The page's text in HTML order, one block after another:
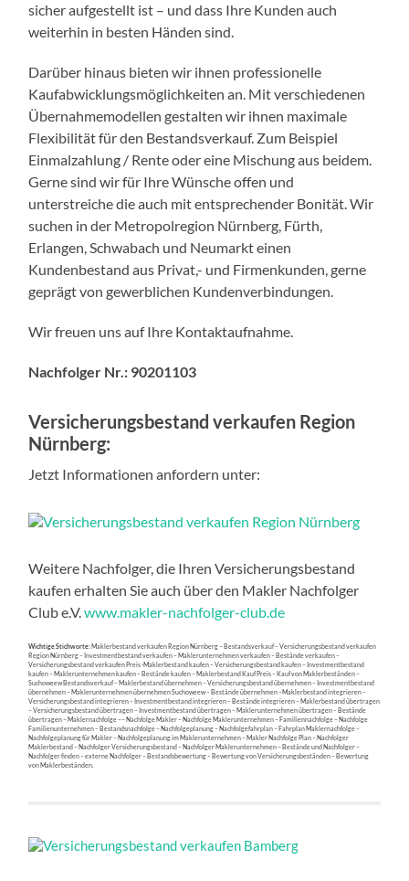
sicher aufgestellt ist – und dass Ihre Kunden auch
weiterhin in besten Händen sind.
Darüber hinaus bieten wir ihnen professionelle
Kaufabwicklungsmöglichkeiten an. Mit verschiedenen
Übernahmemodellen gestalten wir ihnen maximale
Flexibilität für den Bestandsverkauf. Zum Beispiel
Einmalzahlung / Rente oder eine Mischung aus beidem.
Gerne sind wir für Ihre Wünsche offen und
unterstreiche die auch mit entsprechender Bonität. Wir
suchen in der Metropolregion Nürnberg, Fürth,
Erlangen, Schwabach und Neumarkt einen
Kundenbestand aus Privat,- und Firmenkunden, gerne
geprägt von gewerblichen Kundenverbindungen.
Wir freuen uns auf Ihre Kontaktaufnahme.
Nachfolger Nr.: 90201103
Versicherungsbestand verkaufen Region
Nürnberg:
Jetzt Informationen anfordern unter:
Weitere Nachfolger, die Ihren Versicherungsbestand
kaufen erhalten Sie auch über den Makler Nachfolger
Club e.V.www.makler-nachfolger-club.de
Wichtige Stichworte: Maklerbestand verkaufen Region Nürnberg – Bestandsverkauf – Versicherungsbestand verkaufen
Region Nürnberg – Investmentbestand verkaufen – Maklerunternehmen verkaufen – Bestände verkaufen –
Versicherungsbestand verkaufen Preis -Maklerbestand kaufen – Versicherungsbestand kaufen – Investmentbestand
kaufen – Maklerunternehmen kaufen – Bestände kaufen – Maklerbestand Kauf Preis – Kauf von Maklerbeständen –
Suchoweew Bestandsverkauf – Maklerbestand übernehmen – Versicherungsbestand übernehmen – Investmentbestand
übernehmen – Maklerunternehmen übernehmen Suchoweew – Bestände übernehmen –Maklerbestand integrieren –
Versicherungsbestand integrieren – Investmentbestand integrieren – Bestände integrieren – Maklerbestand übertragen
– Versicherungsbestand übertragen – Investmentbestand übertragen – Maklerunternehmen übertragen – Bestände
übertragen – Maklernachfolge –– Nachfolge Makler – Nachfolge Maklerunternehmen – Familiennachfolge – Nachfolge
Familienunternehmen – Bestandsnachfolge – Nachfolgeplanung – Nachfolgefahrplan – Fahrplan Maklernachfolge –
Nachfolgeplanung für Makler – Nachfolgeplanung im Maklerunternehmen – Makler Nachfolge Plan – Nachfolger
Maklerbestand – Nachfolger Versicherungsbestand – Nachfolger Maklerunternehmen – Bestände und Nachfolger –
Nachfolger finden – externe Nachfolger – Bestandsbewertung – Bewertung von Versicherungsbeständen – Bewertung
von Maklerbeständen.